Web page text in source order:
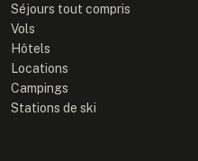
Séjours tout compris
Vols
Hôtels
Locations
Campings
Stations de ski